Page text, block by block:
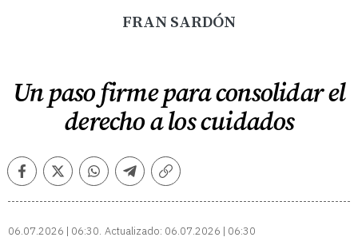
FRAN SARDÓN
Un paso firme para consolidar el
derecho a los cuidados
FacebookTwitterWhatsappTelegramCopiar
06.07.2026 | 06:30 Actualizado: 06.07.2026 | 06:30